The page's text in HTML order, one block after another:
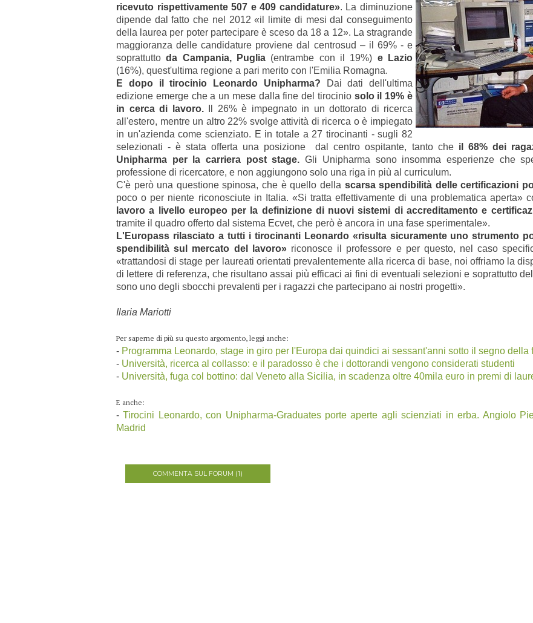
ricevuto rispettivamente 507 e 409 candidature». La diminuzione
dipende dal fatto che nel 2012 «il limite di mesi dal conseguimento
della laurea per poter partecipare è sceso da 18 a 12». La stragrande
maggioranza delle candidature proviene dal centrosud – il 69% - e
soprattuttoda Campania, Puglia (entrambe con il 19%) e Lazio
(16%), quest'ultima regione a pari merito con l'Emilia Romagna.
E dopo il tirocinio Leonardo Unipharma? Dai dati dell'ultima
edizione emerge che a un mese dalla fine del tirocinio solo il 19% è
in cerca di lavoro.Il 26% è impegnato in un dottorato di ricerca
all'estero, mentre un altro 22% svolge attività di ricerca o è impiegato
in un'azienda come scienziato. E in totale a 27 tirocinanti - sugli 82
selezionati - è stata offerta una posizione dal centro ospitante, tanto che il 68% dei
Unipharma per la carriera post stage.Gli Unipharma sono insomma esperienze che
professione di ricercatore, e non aggiungono solo una riga in più al curriculum.
C'è però una questione spinosa, che è quello della scarsa spendibilità delle certificazioni
poco o per niente riconosciute in Italia. «Si tratta effettivamente di una problematica aperta»
lavoro a livello europeo per la definizione di nuovi sistemi di accreditamento e
tramite il quadro offerto dal sistema Ecvet, che però è ancora in una fase sperimentale».
L'Europass rilasciato a tutti i tirocinanti Leonardo «risulta sicuramente uno strumento
spendibilità sul mercato del lavoro» riconosce il professore e per questo, nel caso
«trattandosi di stage per laureati orientati prevalentemente alla ricerca di base, noi offriamo la
di lettere di referenza, che risultano assai più efficaci ai fini di eventuali selezioni e soprattutto
sono uno degli sbocchi prevalenti per i ragazzi che partecipano ai nostri progetti».
Ilaria Mariotti
Per saperne di più su questo argomento, leggi anche:
- Programma Leonardo, stage in giro per l'Europa dai quindici ai sessant'anni sotto il segno della
- Università, ricerca al collasso: e il paradosso è che i dottorandi vengono considerati studenti
- Università, fuga col bottino: dal Veneto alla Sicilia, in scadenza oltre 40mila euro in premi di
E anche:
-Tirocini Leonardo, con Unipharma-Graduates porte aperte agli scienziati in erba. Angiolo
Madrid
COMMENTA SUL FORUM (1)